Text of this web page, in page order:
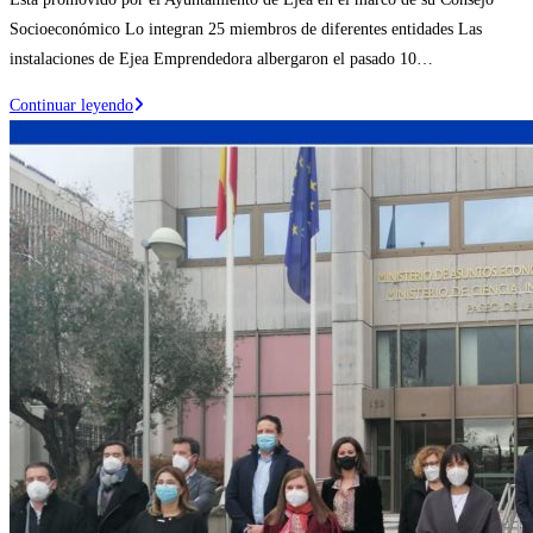
Socioeconómico Lo integran 25 miembros de diferentes entidades Las
instalaciones de Ejea Emprendedora albergaron el pasado 10…
Continuar leyendoEjea
constituye
un
Observatorio
de
la
Innovación